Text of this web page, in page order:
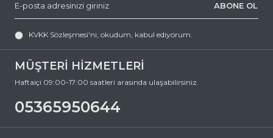
MÜŞTERİ HİZMETLERİ
Haftaiçi 09:00-17:00 saatleri arasında ulaşabilirsiniz.
05365950644
ABONE OL
KVKK Sözleşmesi'ni, okudum, kabul ediyorum.